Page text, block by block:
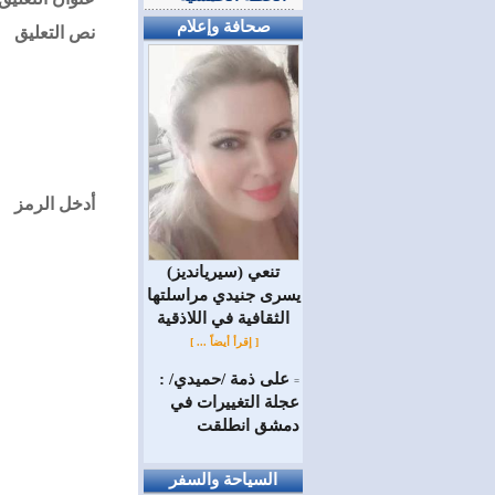
نص التعليق
أدخل الرمز
صحافة وإعلام
(سيريانديز) تنعي
يسرى جنيدي مراسلتها
الثقافية في اللاذقية
[ إقرأ أيضاً ... ]
= على ذمة /حميدي/ :
عجلة التغييرات في
دمشق انطلقت
السياحة والسفر